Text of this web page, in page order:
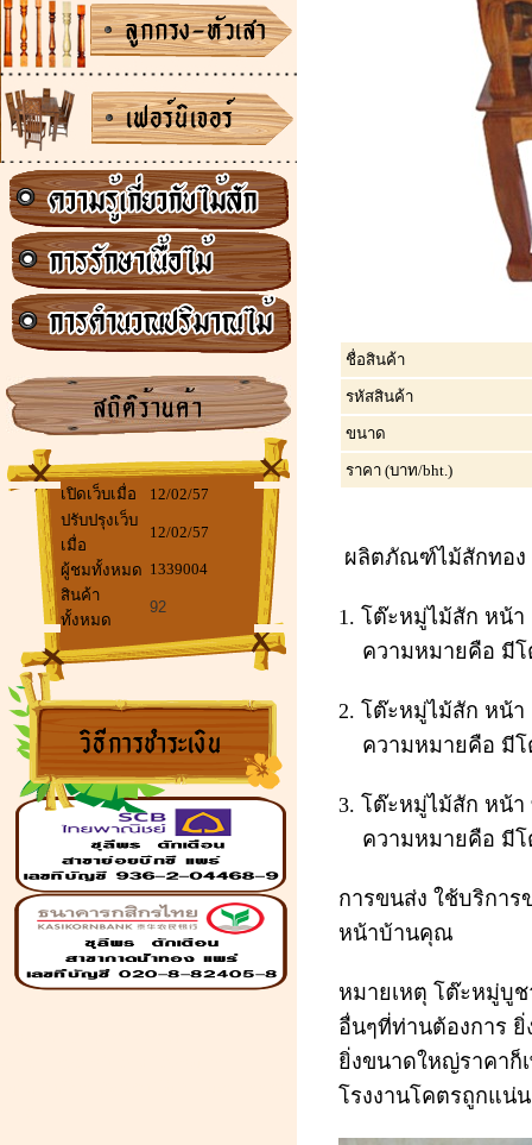
เปิดเว็บเมื่อ
12/02/57
ปรับปรุงเว็บ
เมื่อ
12/02/57
ผู้ชมทั้งหมด 1339004
สินค้า
ทั้งหมด
92
ชื่อสินค้า
รหัสสินค้า
ขนาด
ราคา (บาท/bht.)
ผลิตภัณฑ์ไม้สักทอง
1. โต๊ะหมู่ไม้สัก หน้
ความหมายคือ มีโ
2. โต๊ะหมู่ไม้สัก หน้า
ความหมายคือ มีโ
3. โต๊ะหมู่ไม้สัก หน้า
ความหมายคือ มีโ
การขนส่ง ใช้บริกา
หน้าบ้านคุณ
หมายเหตุ โต๊ะหมู่บู
อื่นๆที่ท่านต้องการ ยิ่
ยิ่งขนาดใหญ่ราคาก็
โรงงานโคตรถูกแน่